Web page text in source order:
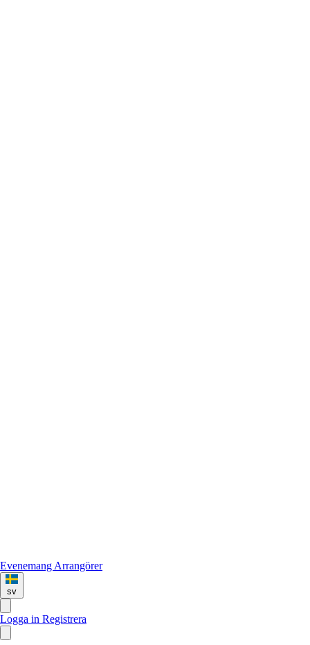
Evenemang Arrangörer
sv
Logga in Registrera